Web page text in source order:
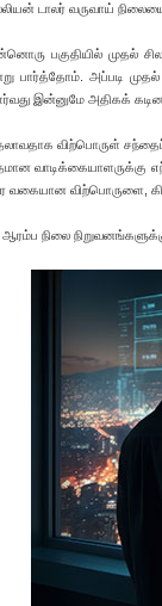
டாலர் வருவாய்
பகுதியில் முதல்
பார்த்தோம். அப்படி
இன்னுமே அதிகக்
விற்பொருள்
வாடிக்கையாளருக்கு
வகையான விற்பொருளை,
ஆரம்ப நிலை